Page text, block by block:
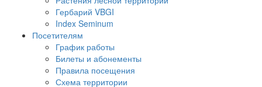
Гербарий VBGI
Index Seminum
Посетителям
График работы
Билеты и абонементы
Правила посещения
Схема территории